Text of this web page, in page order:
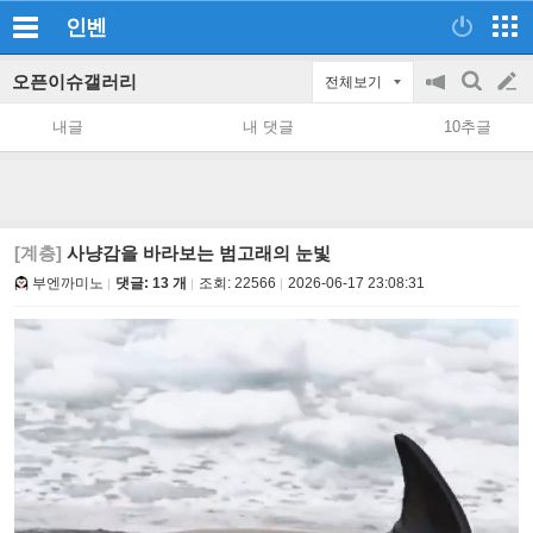
인벤
오픈이슈갤러리 전체보기
공
지
on/off
검
색
글
쓰
내글 내 댓글 10추글
[계층] 사냥감을 바라보는 범고래의 눈빛
부엔까미노 댓글: 13 개 조회: 22566 2026-06-17 23:08:31